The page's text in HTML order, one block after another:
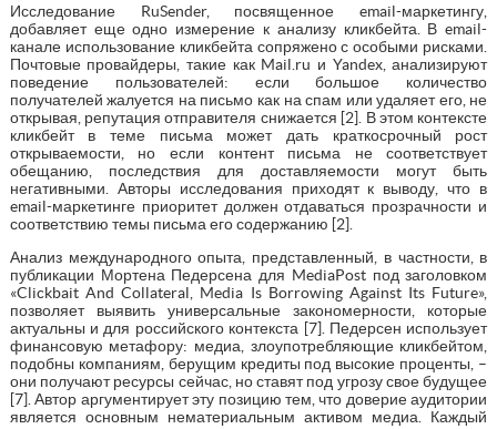
Исследование RuSender, посвященное email-маркетингу,
добавляет еще одно измерение к анализу кликбейта. В email-
канале использование кликбейта сопряжено с особыми рисками.
Почтовые провайдеры, такие как Mail.ru и Yandex, анализируют
поведение пользователей: если большое количество
получателей жалуется на письмо как на спам или удаляет его, не
открывая, репутация отправителя снижается [2]. В этом контексте
кликбейт в теме письма может дать краткосрочный рост
открываемости, но если контент письма не соответствует
обещанию, последствия для доставляемости могут быть
негативными. Авторы исследования приходят к выводу, что в
email-маркетинге приоритет должен отдаваться прозрачности и
соответствию темы письма его содержанию [2].
Анализ международного опыта, представленный, в частности, в
публикации Мортена Педерсена для MediaPost под заголовком
«Clickbait And Collateral, Media Is Borrowing Against Its Future»,
позволяет выявить универсальные закономерности, которые
актуальны и для российского контекста [7]. Педерсен использует
финансовую метафору: медиа, злоупотребляющие кликбейтом,
подобны компаниям, берущим кредиты под высокие проценты, –
они получают ресурсы сейчас, но ставят под угрозу свое будущее
[7]. Автор аргументирует эту позицию тем, что доверие аудитории
является основным нематериальным активом медиа. Каждый